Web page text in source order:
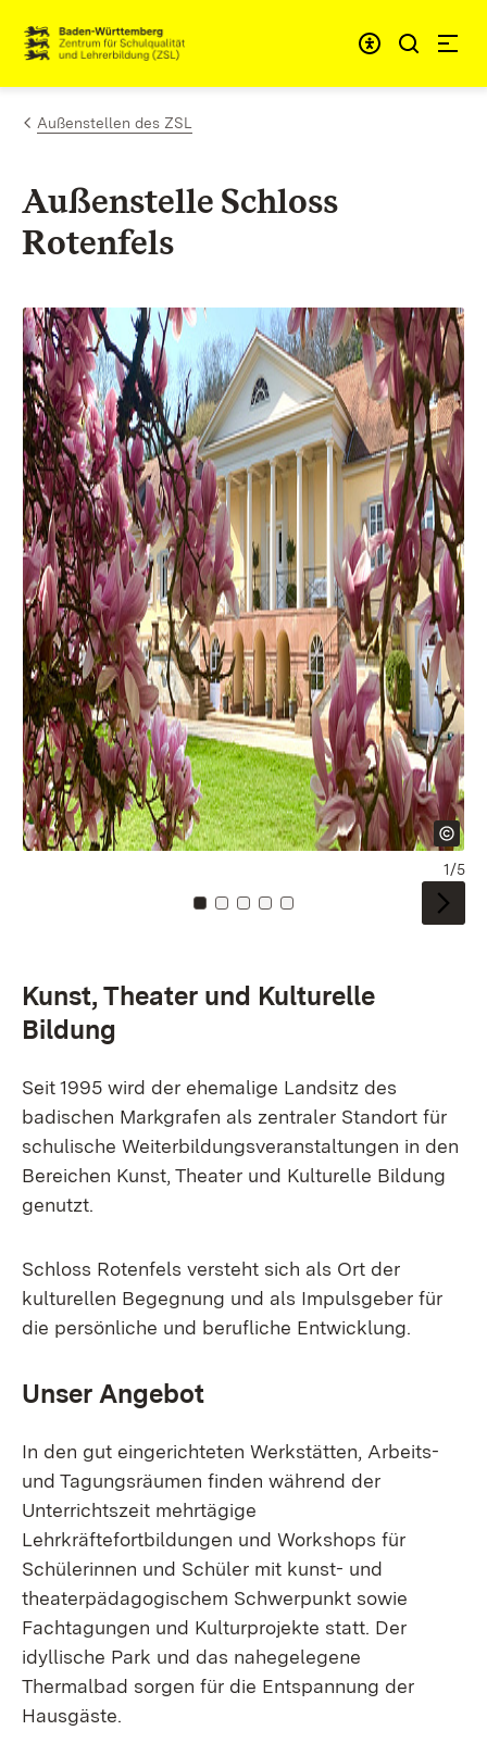
Skip to content
Link to homepage
Außenstellen des ZSL
Außenstelle Schloss
Rotenfels
To card: 0
To card: 1
To card: 2
To card: 3
To card: 4
1/5
Kunst, Theater und Kulturelle
Bildung
Seit 1995 wird der ehemalige Landsitz des
badischen Markgrafen als zentraler Standort für
schulische Weiterbildungsveranstaltungen in den
Bereichen Kunst, Theater und Kulturelle Bildung
genutzt.
Schloss Rotenfels versteht sich als Ort der
kulturellen Begegnung und als Impulsgeber für
die persönliche und berufliche Entwicklung.
Unser Angebot
In den gut eingerichteten Werkstätten, Arbeits-
und Tagungsräumen finden während der
Unterrichtszeit mehrtägige
Lehrkräftefortbildungen und Workshops für
Schülerinnen und Schüler mit kunst- und
theaterpädagogischem Schwerpunkt sowie
Fachtagungen und Kulturprojekte statt. Der
idyllische Park und das nahegelegene
Thermalbad sorgen für die Entspannung der
Hausgäste.